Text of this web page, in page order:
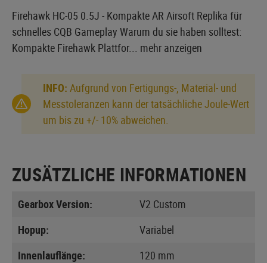
Firehawk HC-05 0.5J - Kompakte AR Airsoft Replika für
schnelles CQB Gameplay Warum du sie haben solltest:
Kompakte Firehawk Plattfor... mehr anzeigen
INFO: Aufgrund von Fertigungs-, Material- und
Messtoleranzen kann der tatsächliche Joule-Wert
um bis zu +/- 10% abweichen.
ZUSÄTZLICHE INFORMATIONEN
Gearbox Version:
V2 Custom
Hopup:
Variabel
Innenlauflänge:
120 mm